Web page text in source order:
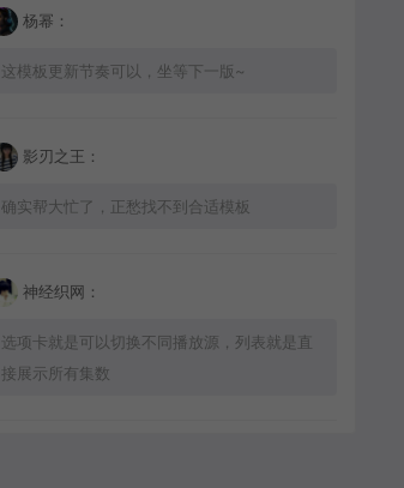
杨幂：
这模板更新节奏可以，坐等下一版~
影刃之王：
确实帮大忙了，正愁找不到合适模板
神经织网：
选项卡就是可以切换不同播放源，列表就是直
接展示所有集数